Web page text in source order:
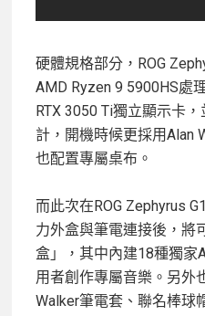
硬體規格部分，ROG
AMD Ryzen 9 5900HS處
RTX 3050 Ti獨立顯示卡
計，開機時候更採用Alan
也配置專屬桌布。
而此次在ROG Zephyrus
力外盒與筆電連接後，將
盒」，其中內建18種獨家
用者創作專屬音樂。另外
Walker筆電套、聯名棒球